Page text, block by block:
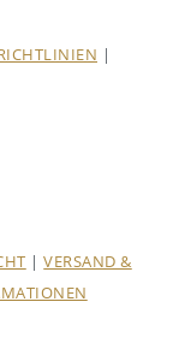
|VERSAND &